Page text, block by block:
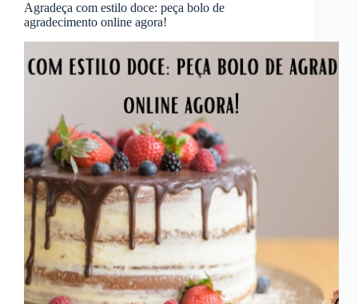
Agradeça com estilo doce: peça bolo de
agradecimento online agora!